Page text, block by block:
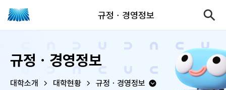
규정ㆍ경영정보
규정ㆍ경영정보
대학소개 대학현황 규정ㆍ경영정보